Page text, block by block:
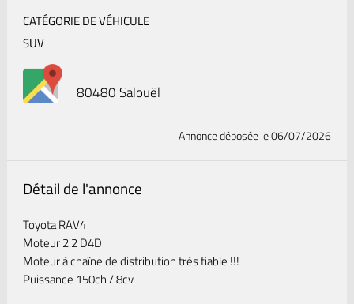
CATÉGORIE DE VÉHICULE
SUV
80480 Salouël
Annonce déposéele 06/07/2026
Détail de l'annonce
Toyota RAV4
Moteur 2.2 D4D
Moteur à chaîne de distribution très fiable !!!
Puissance 150ch / 8cv